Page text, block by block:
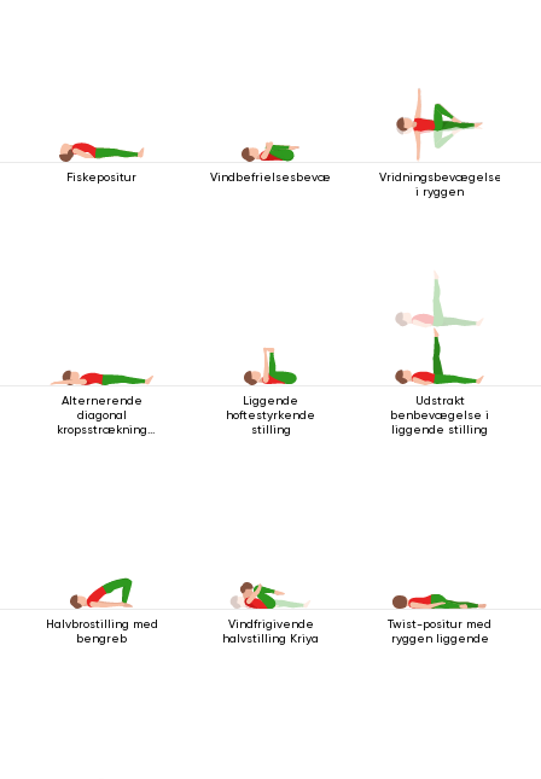
Fiskepositur Vindbefrielsesbevægelsen
Vridningsbevægelse
i ryggen
Alternerende
diagonal
kropsstrækning
Liggende
hoftestyrkende
stilling
Udstrakt
benbevægelse i
liggende stilling
Halvbrostilling med
bengreb
Vindfrigivende
halvstilling Kriya
Twist-positur med
ryggen liggende